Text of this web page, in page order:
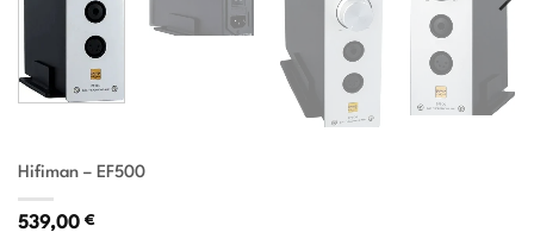
Hifiman – EF500
539,00 €